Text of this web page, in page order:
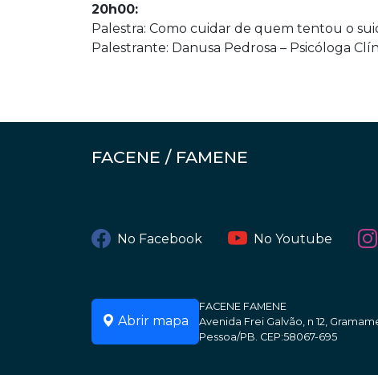
20h00:
Palestra: Como cuidar de quem tentou o
Palestrante: Danusa Pedrosa – Psicóloga
FACENE / FAMENE
No Facebook No Youtube
Abrir mapa
FACENE FAMENE
Avenida Frei Galvão, n 12,
Pessoa/PB. CEP:58067-695